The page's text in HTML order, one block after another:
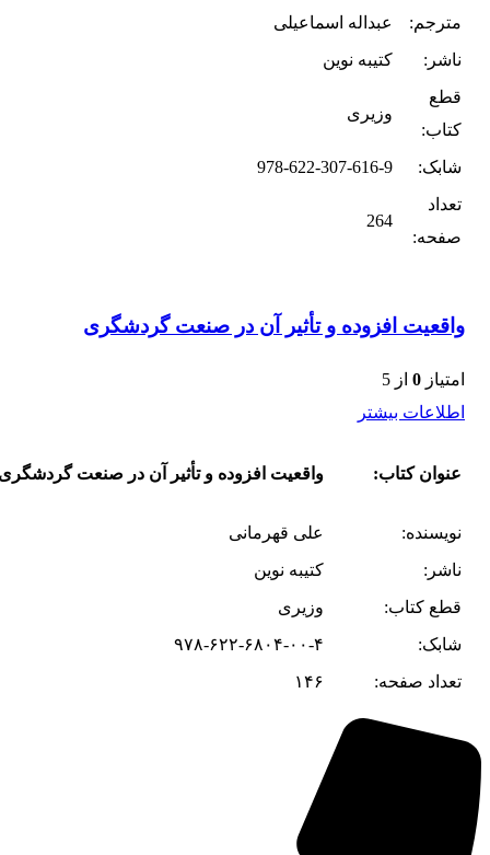
مترجم:
عبداله اسماعیلی
ناشر:
کتیبه نوین
قطع
کتاب:
وزیری
شابک:
978-622-307-616-9
تعداد
صفحه:
264
واقعیت افزوده و تأثیر آن در صنعت گردشگری
امتیاز 0 از 5
اطلاعات بیشتر
عنوان کتاب: واقعیت افزوده و تأثیر آن در صنعت
نویسنده:
علی قهرمانی
ناشر:
کتیبه نوین
قطع کتاب:
وزیری
شابک:
۹۷۸-۶۲۲-۶۸۰۴-۰۰-۴
تعداد صفحه:
۱۴۶